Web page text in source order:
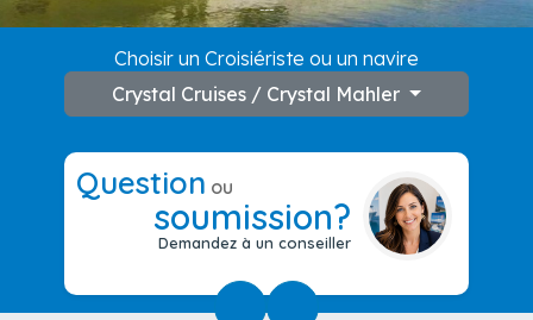
---
Choisir un Croisiériste ou un navire
Crystal Cruises / Crystal Mahler
Question ou
soumission?
Demandez à un conseiller